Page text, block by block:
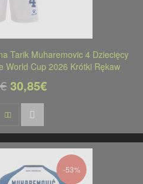
Tarik Muharemovic 4 Dziecięcy
World Cup 2026 Krótki Rękaw
30,85€
-53%